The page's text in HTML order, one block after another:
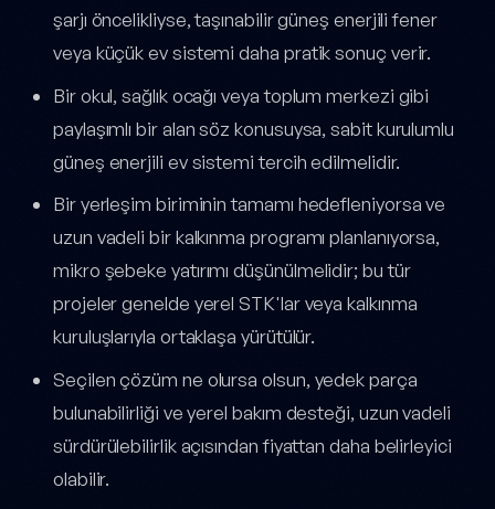
şarjı öncelikliyse, taşınabilir güneş enerjili fener
veya küçük ev sistemi daha pratik sonuç verir.
Bir okul, sağlık ocağı veya toplum merkezi gibi
paylaşımlı bir alan söz konusuysa, sabit kurulumlu
güneş enerjili ev sistemi tercih edilmelidir.
Bir yerleşim biriminin tamamı hedefleniyorsa ve
uzun vadeli bir kalkınma programı planlanıyorsa,
mikro şebeke yatırımı düşünülmelidir; bu tür
projeler genelde yerel STK'lar veya kalkınma
kuruluşlarıyla ortaklaşa yürütülür.
Seçilen çözüm ne olursa olsun, yedek parça
bulunabilirliği ve yerel bakım desteği, uzun vadeli
sürdürülebilirlik açısından fiyattan daha belirleyici
olabilir.